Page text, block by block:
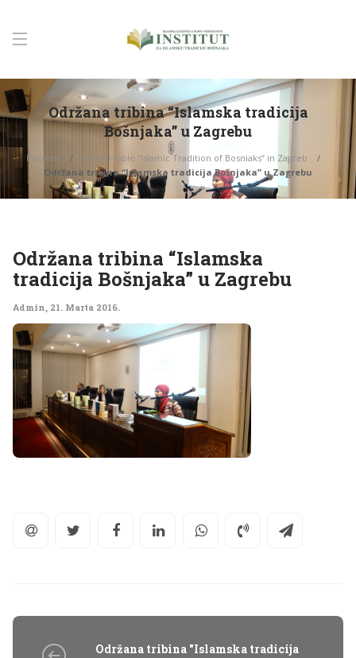
Održana tribina “Islamska tradicija
Bošnjaka” u Zagrebu
Početna
Round-table “Islamic Tradition of Bosniaks” in Zagreb
Održana tribina “Islamska tradicija Bošnjaka” u Zagrebu
Održana tribina “Islamska
tradicija Bošnjaka” u Zagrebu
Admin, 21. Marta 2016.
Održana tribina "Islamska tradicija